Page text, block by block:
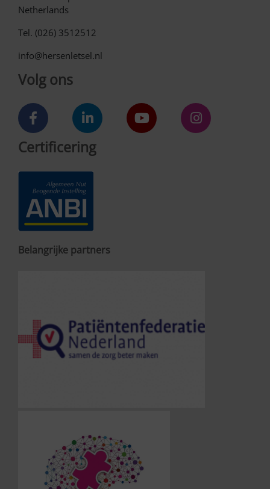
Netherlands
Tel. (026) 3512512
info@hersenletsel.nl
Volg ons
Certificering
Belangrijke partners